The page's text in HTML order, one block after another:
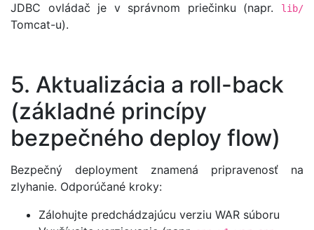
JDBC ovládač je v správnom priečinku (napr.
lib/
Tomcat-u).
5. Aktualizácia a roll-back
(základné princípy
bezpečného deploy flow)
Bezpečný deployment znamená pripravenosť na
zlyhanie. Odporúčané kroky:
Zálohujte predchádzajúcu verziu WAR súboru